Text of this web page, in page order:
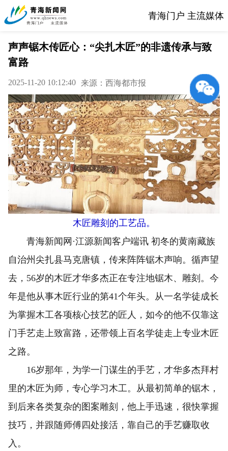
青海门户 主流媒体
声声锯木传匠心：“尖扎木匠”的非遗传承与致
富路
2025-11-20 10:12:40 来源：西海都市报
木匠雕刻的工艺品。
青海新闻网·江源新闻客户端讯 初冬的黄南藏族
自治州尖扎县马克唐镇，传来阵阵锯木声响。循声望
去，56岁的木匠才华多杰正在专注地锯木、雕刻。今
年是他从事木匠行业的第41个年头。从一名学徒成长
为掌握木工各项核心技艺的匠人，如今的他不仅靠这
门手艺走上致富路，还带领上百名学徒走上专业木匠
之路。
16岁那年，为学一门谋生的手艺，才华多杰拜村
里的木匠为师，专心学习木工。从最初简单的锯木，
到后来各类复杂的图案雕刻，他上手迅速，很快掌握
技巧，并跟随师傅四处接活，靠自己的手艺赚取收
入。